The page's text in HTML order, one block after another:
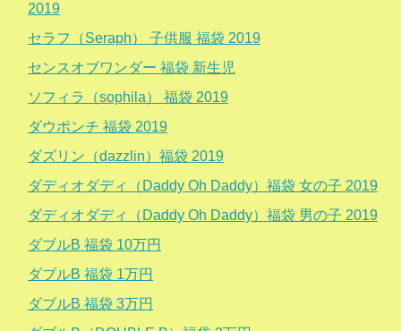
2019
セラフ（Seraph） 子供服 福袋 2019
センスオブワンダー 福袋 新生児
ソフィラ（sophila） 福袋 2019
ダウポンチ 福袋 2019
ダズリン（dazzlin）福袋 2019
ダディオダディ（Daddy Oh Daddy）福袋 女の子 2019
ダディオダディ（Daddy Oh Daddy）福袋 男の子 2019
ダブルB 福袋 10万円
ダブルB 福袋 1万円
ダブルB 福袋 3万円